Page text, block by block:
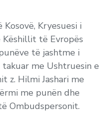
Kryesuesi i
të Evropës
të jashtme i
takuar me Ushtruesin e
z. Hilmi Jashari me
me punën dhe
Ombudspersonit.